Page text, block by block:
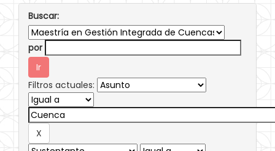
Buscar:
por
Filtros actuales: